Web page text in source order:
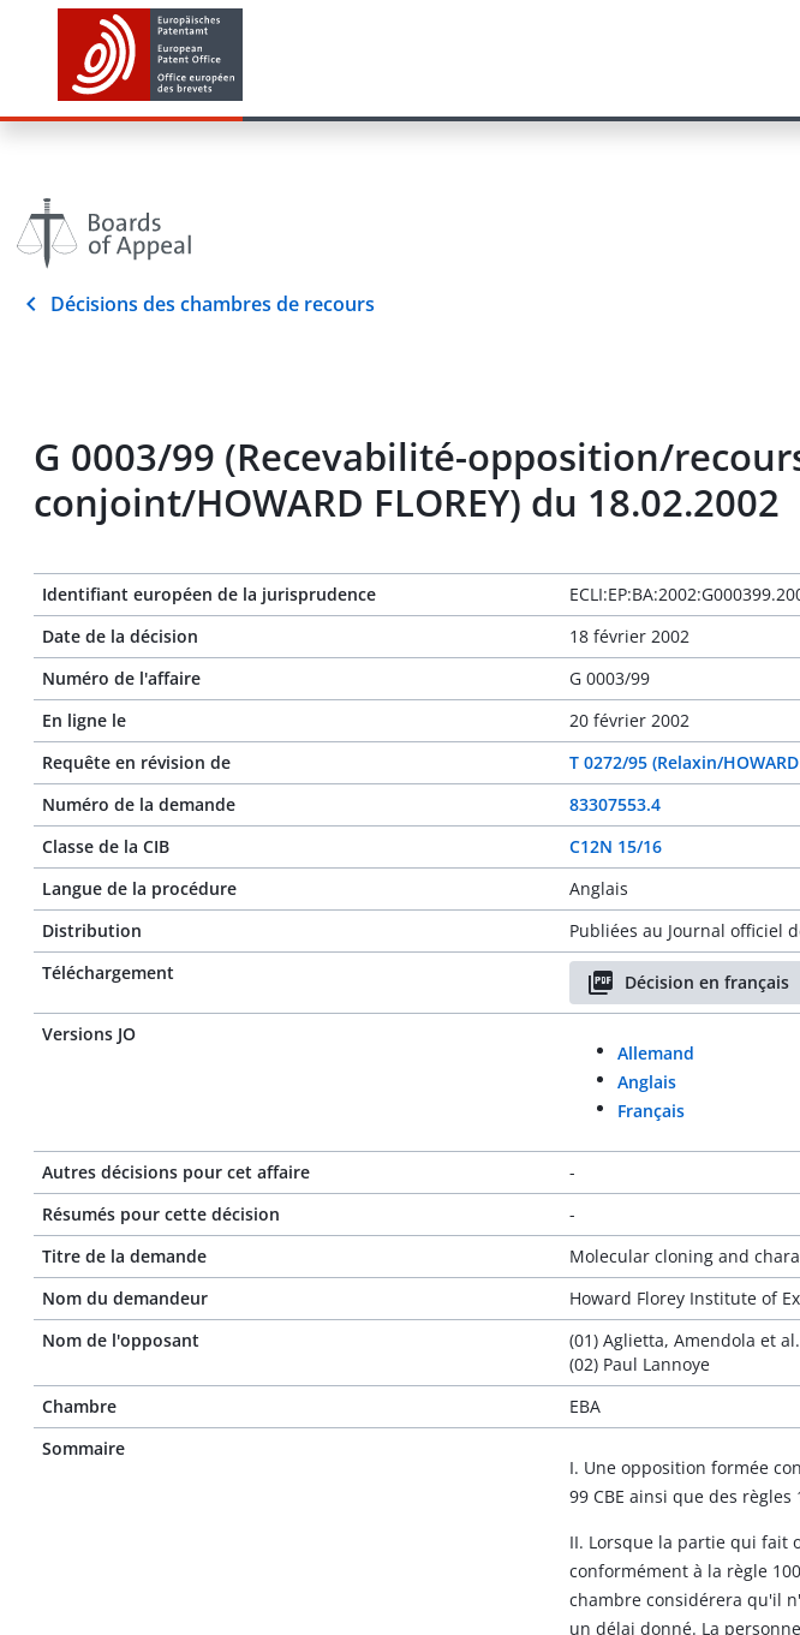
Décisions des chambres de recours
G 0003/99 (Recevabilité-opposition/
conjoint/HOWARD FLOREY) du 18.02.2002
Identifiant européen de la jurisprudence
Date de la décision
18 février 2002
Numéro de l'affaire
G 0003/99
En ligne le
20 février 2002
Requête en révision de
T 0272/95 (Relaxin/
Numéro de la demande
83307553.4
Classe de la CIB
C12N 15/16
Langue de la procédure
Anglais
Distribution
Publiées au Journal officiel
Téléchargement
Décision en français
Versions JO
Allemand
Anglais
Français
Autres décisions pour cet affaire
-
Résumés pour cette décision
-
Titre de la demande
Molecular cloning and
Nom du demandeur
Howard Florey Institute of
Nom de l'opposant
(01) Aglietta, Amendola et al.
(02) Paul Lannoye
Chambre
EBA
Sommaire
I. Une opposition formée
99 CBE ainsi que des
II. Lorsque la partie qui fait
conformément à la règle
chambre considérera qu'il
un délai donné. La